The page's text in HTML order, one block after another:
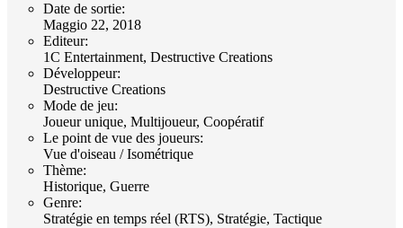
Date de sortie:
Maggio 22, 2018
Editeur:
1C Entertainment, Destructive Creations
Développeur:
Destructive Creations
Mode de jeu:
Joueur unique, Multijoueur, Coopératif
Le point de vue des joueurs:
Vue d'oiseau / Isométrique
Thème:
Historique, Guerre
Genre:
Stratégie en temps réel (RTS), Stratégie, Tactique